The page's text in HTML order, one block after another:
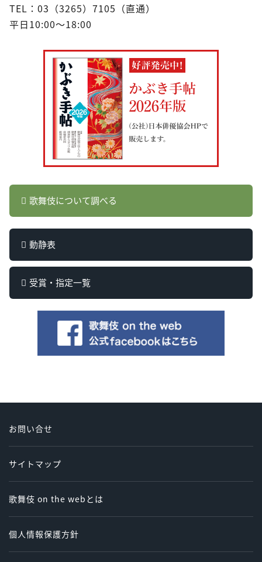
TEL：03（3265）7105（直通）
平日10:00～18:00
歌舞伎について調べる
動静表
受賞・指定一覧
お問い合せ
サイトマップ
歌舞伎 on the webとは
個人情報保護方針